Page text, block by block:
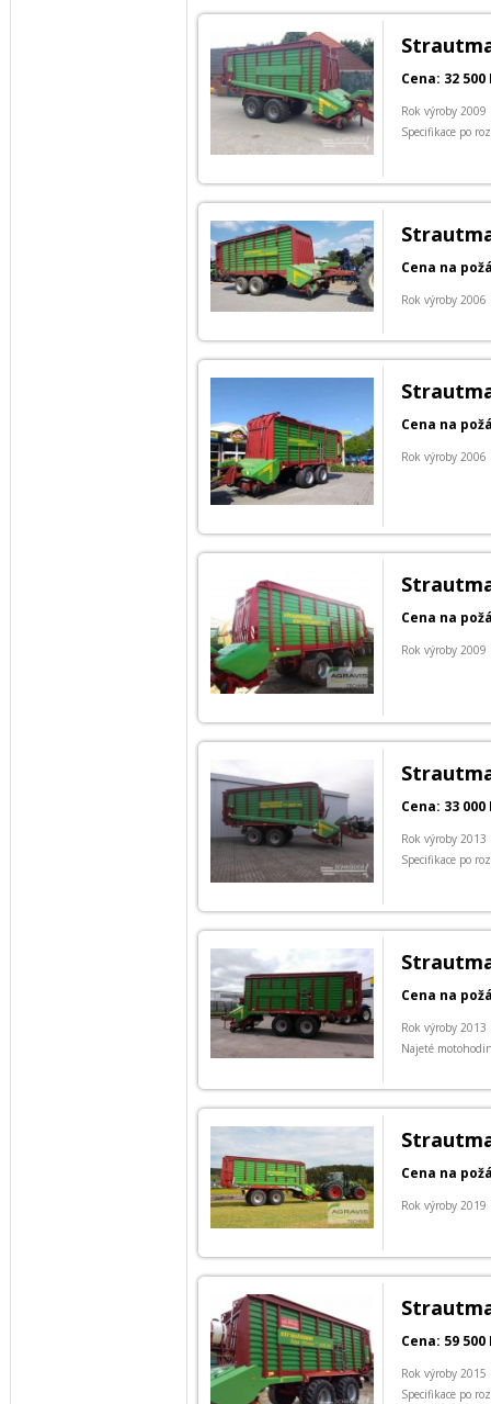
Cena: 32 500
Rok výroby 2009
Specifikace po
Cena na
Rok výroby 2006
Cena na
Rok výroby 2006
Cena na
Rok výroby 2009
Cena: 33 000
Rok výroby 2013
Specifikace po
Cena na
Rok výroby 2013
Najeté
Cena na
Rok výroby 2019
Cena: 59 500
Rok výroby 2015
Specifikace po